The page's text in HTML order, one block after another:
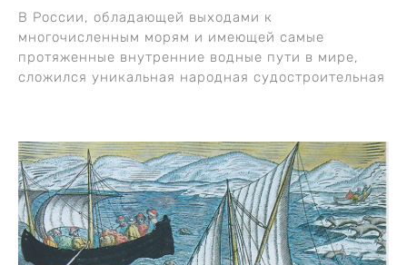
В России, обладающей выходами к
многочисленным морям и имеющей самые
протяженные внутренние водные пути в мире,
сложился уникальная народная судостроительная